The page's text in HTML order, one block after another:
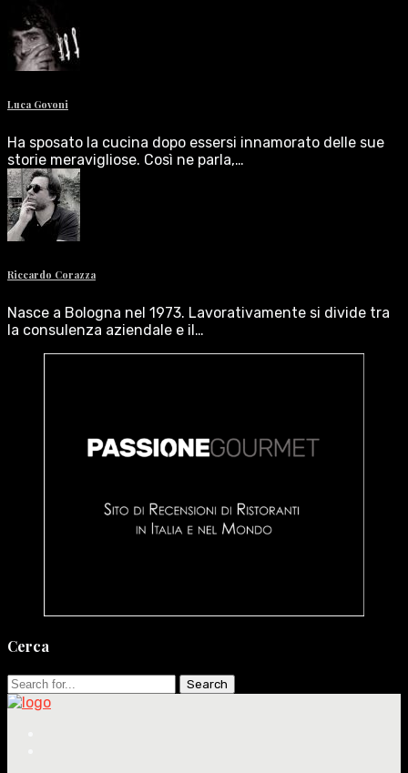
Luca Govoni
Ha sposato la cucina dopo essersi innamorato delle sue
storie meravigliose. Così ne parla,…
Riccardo Corazza
Nasce a Bologna nel 1973. Lavorativamente si divide tra
la consulenza aziendale e il…
Cerca
Search
for: